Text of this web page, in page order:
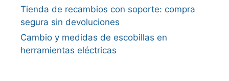
Tienda de recambios con soporte: compra
segura sin devoluciones
Cambio y medidas de escobillas en
herramientas eléctricas